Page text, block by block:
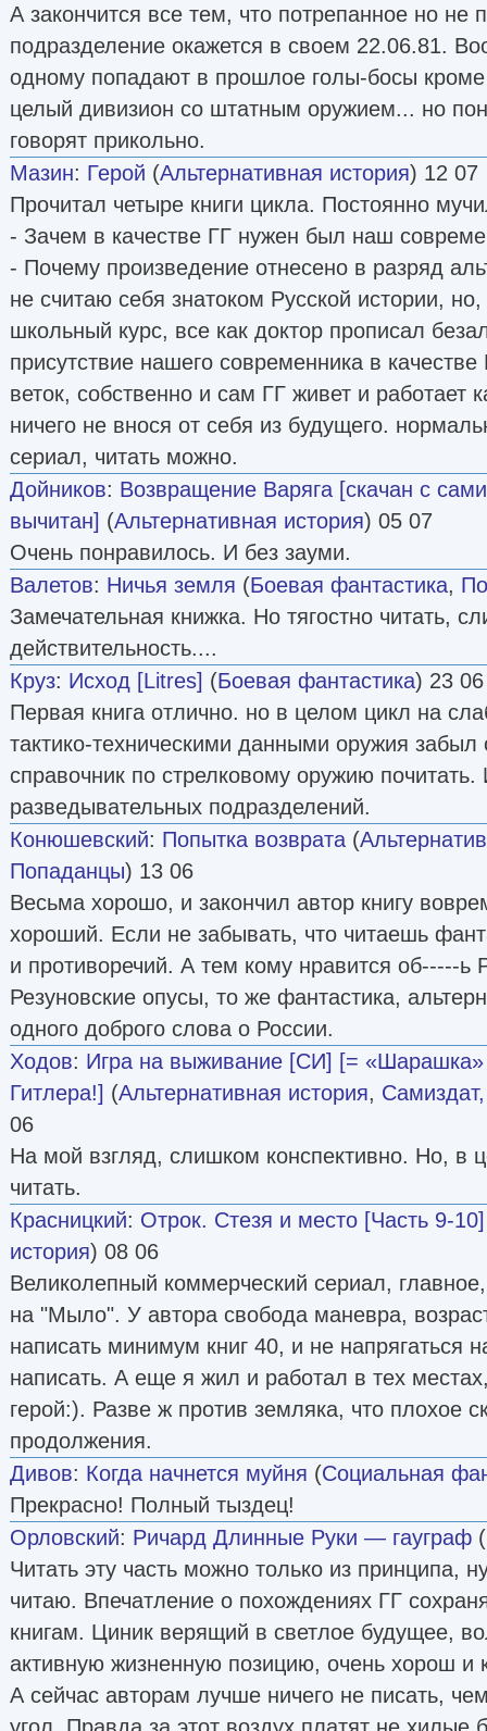
А закончится все тем, что потрепанное но не
подразделение окажется в своем 22.06.81.
одному попадают в прошлое голы-босы кроме
целый дивизион со штатным оружием... но
говорят прикольно.
Мазин: Герой (Альтернативная история) 12 07
Прочитал четыре книги цикла. Постоянно
- Зачем в качестве ГГ нужен был наш
- Почему произведение отнесено в разряд
не считаю себя знатоком Русской истории,
школьный курс, все как доктор прописал
присутствие нашего современника в качестве
веток, собственно и сам ГГ живет и работает
ничего не внося от себя из будущего.
сериал, читать можно.
Дойников: Возвращение Варяга [скачан с
вычитан] (Альтернативная история) 05 07
Очень понравилось. И без зауми.
Валетов: Ничья земля (Боевая фантастика,
Замечательная книжка. Но тягостно читать,
действительность....
Круз: Исход [Litres] (Боевая фантастика) 23 06
Первая книга отлично. но в целом цикл на
тактико-техническими данными оружия
справочник по стрелковому оружию почитать.
разведывательных подразделений.
Конюшевский: Попытка возврата (
Попаданцы) 13 06
Весьма хорошо, и закончил автор книгу
хороший. Если не забывать, что читаешь
и противоречий. А тем кому нравится об-----ь
Резуновские опусы, то же фантастика,
одного доброго слова о России.
Ходов: Игра на выживание [СИ] [=
Гитлера!] (Альтернативная история,
06
На мой взгляд, слишком конспективно. Но, в
читать.
Красницкий: Отрок. Стезя и место [Часть 9-10]
история) 08 06
Великолепный коммерческий сериал,
на "Мыло". У автора свобода маневра,
написать минимум книг 40, и не напрягаться
написать. А еще я жил и работал в тех
герой:). Разве ж против земляка, что плохое
продолжения.
Дивов: Когда начнется муйня (Социальная
Прекрасно! Полный тыздец!
Орловский: Ричард Длинные Руки — гауграф (
Читать эту часть можно только из принципа,
читаю. Впечатление о похождениях ГГ
книгам. Циник верящий в светлое будущее,
активную жизненную позицию, очень хорош и
А сейчас авторам лучше ничего не писать,